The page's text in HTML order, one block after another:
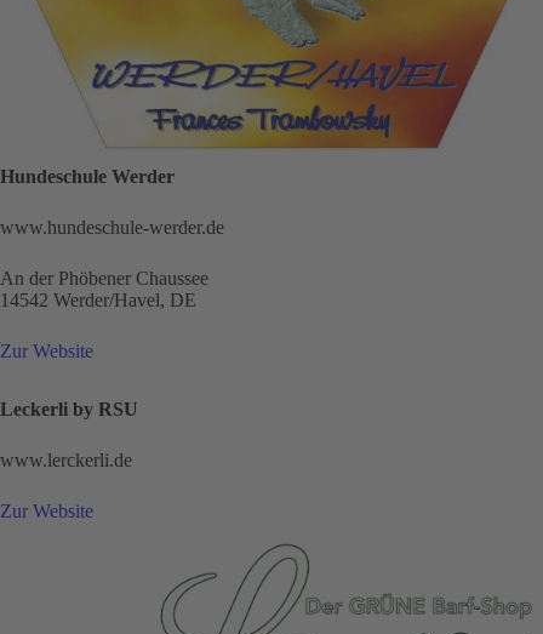
Hundeschule Werder
www.hundeschule-werder.de
An der Phöbener Chaussee
14542 Werder/Havel, DE
Zur Website
Leckerli by RSU
www.lerckerli.de
Zur Website